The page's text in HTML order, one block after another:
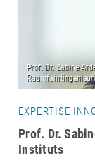
EXPERTISE
Prof. Dr.
Instituts